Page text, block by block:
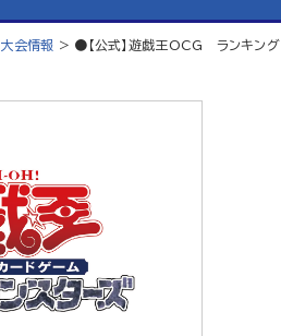
大会情報 > ●【公式】遊戯王OCG ランキング